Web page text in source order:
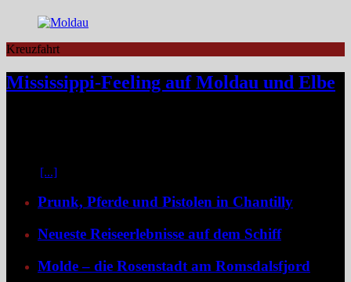
Kreuzfahrt
Mississippi-Feeling auf Moldau und Elbe
[...]
Prunk, Pferde und Pistolen in Chantilly
Neueste Reiseerlebnisse auf dem Schiff
Molde – die Rosenstadt am Romsdalsfjord